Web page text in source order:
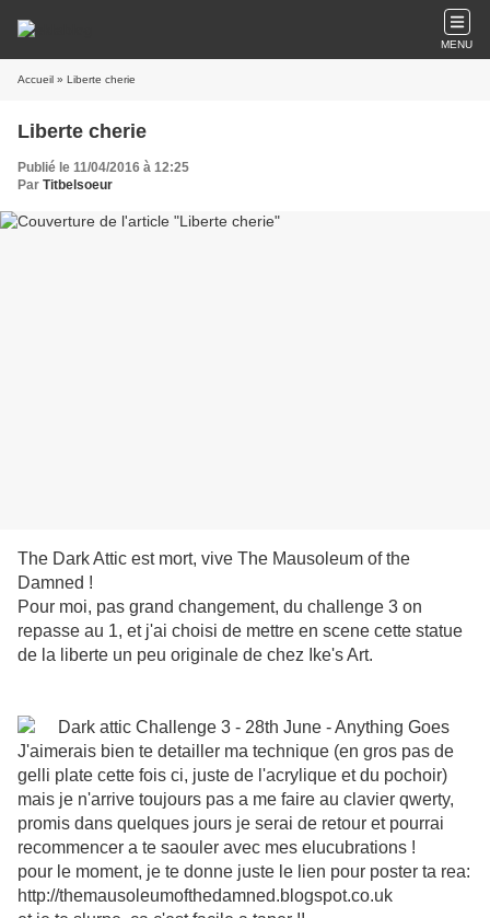
MENU
Accueil » Liberte cherie
Liberte cherie
Publié le 11/04/2016 à 12:25
Par Titbelsoeur
The Dark Attic est mort, vive The Mausoleum of the
Damned !
Pour moi, pas grand changement, du challenge 3 on
repasse au 1, et j'ai choisi de mettre en scene cette statue
de la liberte un peu originale de chez Ike's Art.
J'aimerais bien te detailler ma technique (en gros pas de
gelli plate cette fois ci, juste de l'acrylique et du pochoir)
mais je n'arrive toujours pas a me faire au clavier qwerty,
promis dans quelques jours je serai de retour et pourrai
recommencer a te saouler avec mes elucubrations !
pour le moment, je te donne juste le lien pour poster ta rea:
http://themausoleumofthedamned.blogspot.co.uk